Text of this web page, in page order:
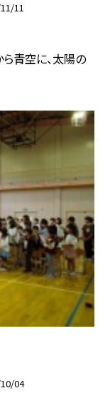
11
青空に、太陽の
04